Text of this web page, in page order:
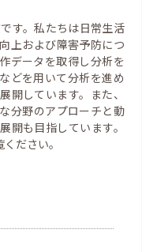
す。私たちは日常生活
上および障害予防につ
データを取得し分析を
どを用いて分析を進め
開しています。また、
分野のアプローチと動
開も目指しています。
ださい。